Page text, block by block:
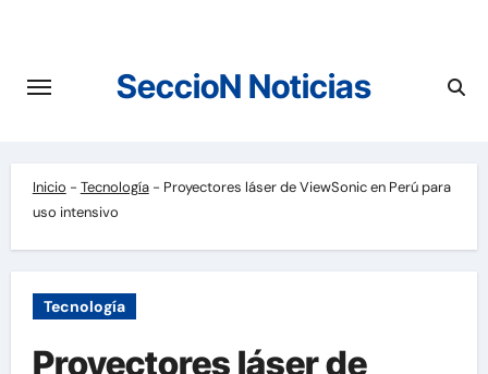
contenido
SeccioN Noticias
Inicio - Tecnología- Proyectores láser de ViewSonic en Perú para
uso intensivo
Tecnología
Proyectores láser de